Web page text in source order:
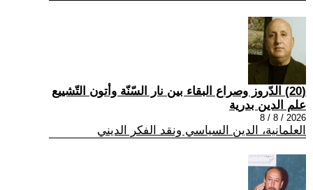
(20) الدّروز وصراع البقاء بين نار السّنّة وأتون التّشييع
علم الدين بدرية
2026 / 8 / 8
العلمانية، الدين السياسي ونقد الفكر الديني